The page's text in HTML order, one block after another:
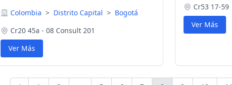
Colombia > Distrito Capital > Bogotá
Cr20 45a - 08 Consult 201
Ver Más
Cr53 17-59
Ver Más